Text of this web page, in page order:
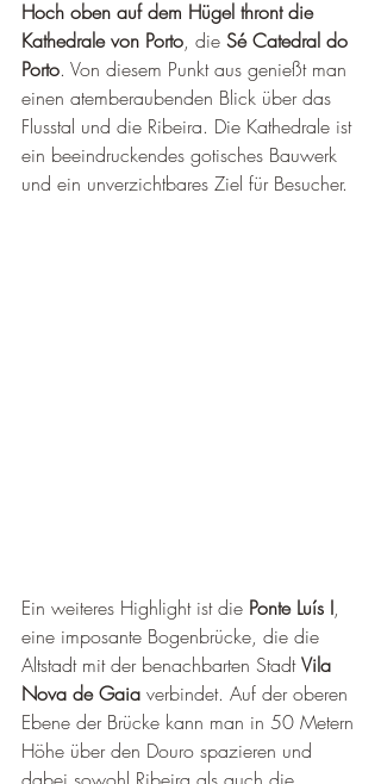
Hoch oben auf dem Hügel thront die
Kathedrale von Porto, die Sé Catedral do
Porto. Von diesem Punkt aus genießt man
einen atemberaubenden Blick über das
Flusstal und die Ribeira. Die Kathedrale ist
ein beeindruckendes gotisches Bauwerk
und ein unverzichtbares Ziel für Besucher.
Ein weiteres Highlight ist die Ponte Luís I,
eine imposante Bogenbrücke, die die
Altstadt mit der benachbarten Stadt Vila
Nova de Gaia verbindet. Auf der oberen
Ebene der Brücke kann man in 50 Metern
Höhe über den Douro spazieren und